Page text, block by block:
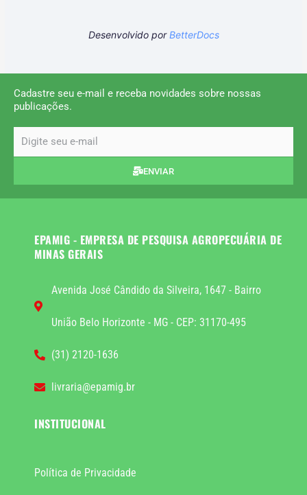
Desenvolvido porBetterDocs
Cadastre seu e-mail e receba novidades sobre nossas
publicações.
ENVIAR
EPAMIG - EMPRESA DE PESQUISA AGROPECUÁRIA DE
MINAS GERAIS
Avenida José Cândido da Silveira, 1647 - Bairro
União Belo Horizonte - MG - CEP: 31170-495
(31) 2120-1636
livraria@epamig.br
INSTITUCIONAL
Política de Privacidade